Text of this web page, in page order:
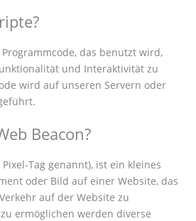
das benutzt wird,
und Interaktivität zu
wird auf unseren Servern oder
Beacon?
Tag genannt), ist ein kleines
oder Bild auf einer Website, das
auf der Website zu
ermöglichen werden diverse